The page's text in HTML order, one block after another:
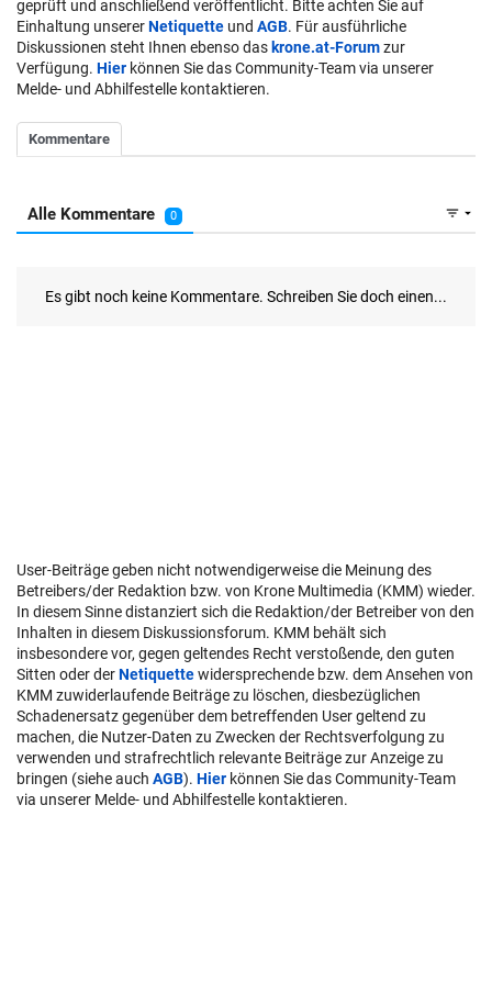
geprüft und anschließend veröffentlicht. Bitte achten Sie auf
Einhaltung unsererNetiquette und AGB. Für ausführliche
Diskussionen steht Ihnen ebenso das krone.at-Forumzur
Verfügung. Hier können Sie das Community-Team via unserer
Melde- und Abhilfestelle kontaktieren.
User-Beiträge geben nicht notwendigerweise die Meinung des
Betreibers/der Redaktion bzw. von Krone Multimedia (KMM) wieder.
In diesem Sinne distanziert sich die Redaktion/der Betreiber von den
Inhalten in diesem Diskussionsforum. KMM behält sich
insbesondere vor, gegen geltendes Recht verstoßende, den guten
Sitten oder derNetiquettewidersprechende bzw. dem Ansehen von
KMM zuwiderlaufende Beiträge zu löschen, diesbezüglichen
Schadenersatz gegenüber dem betreffenden User geltend zu
machen, die Nutzer-Daten zu Zwecken der Rechtsverfolgung zu
verwenden und strafrechtlich relevante Beiträge zur Anzeige zu
bringen (siehe auch AGB). Hier können Sie das Community-Team
via unserer Melde- und Abhilfestelle kontaktieren.